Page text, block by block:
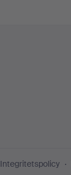
Integritetspolicy